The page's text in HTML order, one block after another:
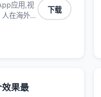
应用,视
在海外听
用。
下载
效果最